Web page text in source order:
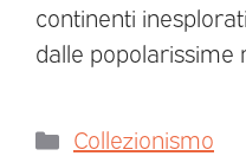
continenti
dalle popolarissime
Collezionismo